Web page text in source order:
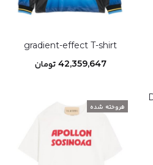
gradient-effect T-shirt
42,359,647 تومان
فروخته شده